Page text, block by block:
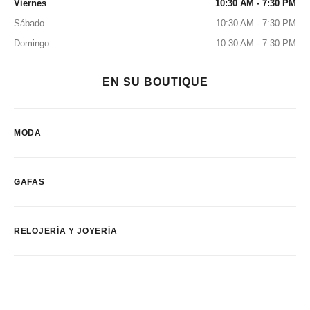
Viernes
10:30 AM - 7:30 PM
Sábado
10:30 AM - 7:30 PM
Domingo
10:30 AM - 7:30 PM
EN SU BOUTIQUE
MODA
GAFAS
RELOJERÍA Y JOYERÍA